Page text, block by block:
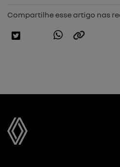
Compartilhe esse artigo nas